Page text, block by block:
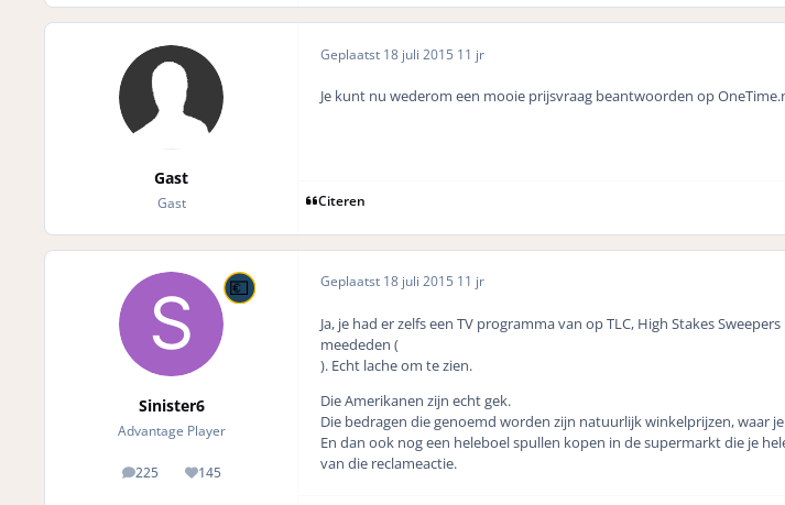
Gast
Gast
Geplaatst 18 juli 2015 11 jr
Je kunt nu wederom een mooie prijsvraag beantwoorden op
Citeren
Sinister6
Advantage Player
225
posts 145
Reputation
Geplaatst 18 juli 2015 11 jr
Ja, je had er zelfs een TV programma van op TLC, High Stakes
meededen (
). Echt lache om te zien.
Die Amerikanen zijn echt gek.
Die bedragen die genoemd worden zijn natuurlijk winkelprijzen, waar
En dan ook nog een heleboel spullen kopen in de supermarkt die je
van die reclameactie.